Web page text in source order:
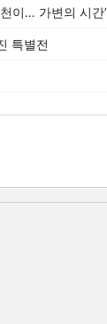
이… 가변의 시간’
특별전